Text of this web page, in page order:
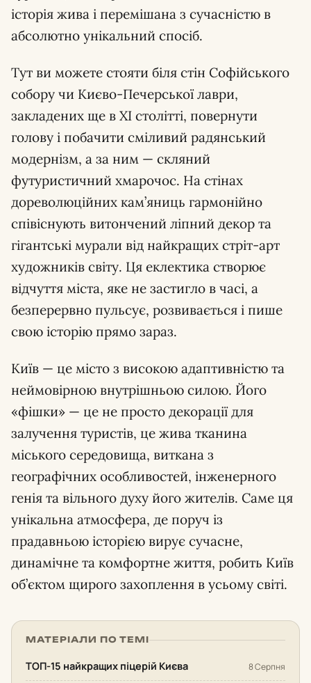
історія жива і перемішана з сучасністю в
абсолютно унікальний спосіб.
Тут ви можете стояти біля стін Софійського
собору чи Києво-Печерської лаври,
закладених ще в XI столітті, повернути
голову і побачити сміливий радянський
модернізм, а за ним — скляний
футуристичний хмарочос. На стінах
дореволюційних кам’яниць гармонійно
співіснують витончений ліпний декор та
гігантські мурали від найкращих стріт-арт
художників світу. Ця еклектика створює
відчуття міста, яке не застигло в часі, а
безперервно пульсує, розвивається і пише
свою історію прямо зараз.
Київ — це місто з високою адаптивністю та
неймовірною внутрішньою силою. Його
«фішки» — це не просто декорації для
залучення туристів, це жива тканина
міського середовища, виткана з
географічних особливостей, інженерного
генія та вільного духу його жителів. Саме ця
унікальна атмосфера, де поруч із
прадавньою історією вирує сучасне,
динамічне та комфортне життя, робить Київ
об’єктом щирого захоплення в усьому світі.
МАТЕРІАЛИ ПО ТЕМІ
ТОП-15 найкращих піцерій Києва 8 Серпня